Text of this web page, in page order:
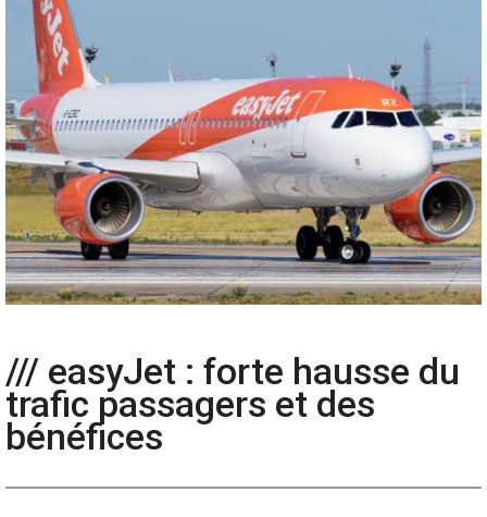
/// easyJet : forte hausse du
trafic passagers et des
bénéfices